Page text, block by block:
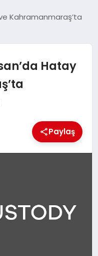
Kahramanmaraş’ta
Hatay
Paylaş